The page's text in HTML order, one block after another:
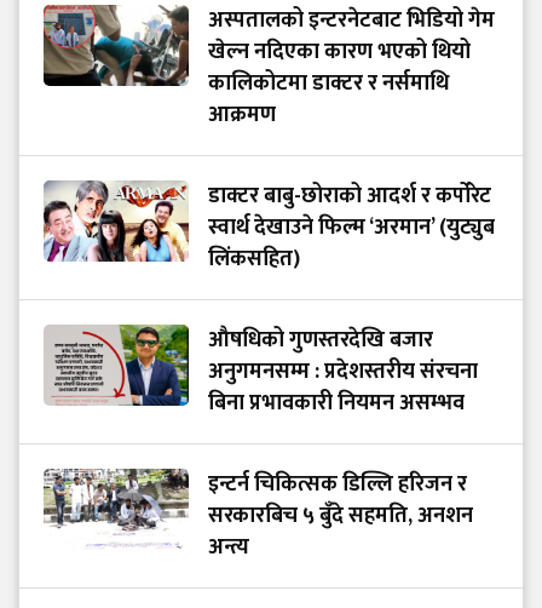
अस्पतालको इन्टरनेटबाट भिडियो गेम
खेल्न नदिएका कारण भएको थियो
कालिकोटमा डाक्टर र नर्समाथि
आक्रमण
डाक्टर बाबु-छोराको आदर्श र कर्पोरेट
स्वार्थ देखाउने फिल्म ‘अरमान’ (युट्युब
लिंकसहित)
औषधिको गुणस्तरदेखि बजार
अनुगमनसम्म : प्रदेशस्तरीय संरचना
बिना प्रभावकारी नियमन असम्भव
इन्टर्न चिकित्सक डिल्लि हरिजन र
सरकारबिच ५ बुँदे सहमति, अनशन
अन्त्य